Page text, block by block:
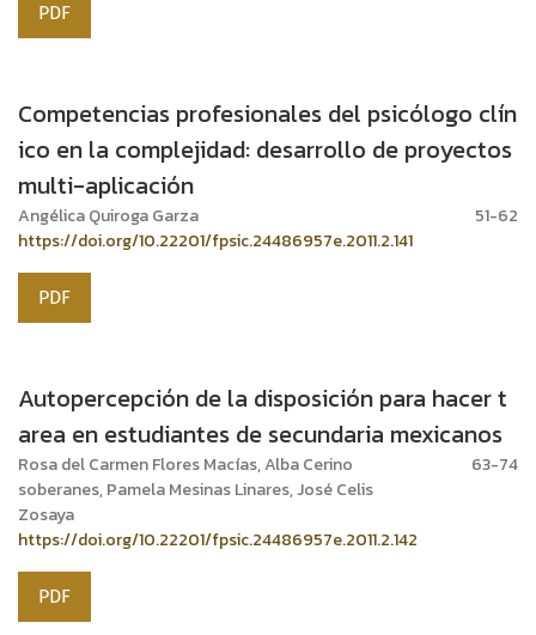
PDF
Competencias profesionales del psicólogo clín
ico en la complejidad: desarrollo de proyectos
multi-aplicación
Angélica Quiroga Garza
51-62
https://doi.org/10.22201/fpsic.24486957e.2011.2.141
PDF
Autopercepción de la disposición para hacer t
area en estudiantes de secundaria mexicanos
Rosa del Carmen Flores Macías, Alba Cerino
soberanes, Pamela Mesinas Linares, José Celis
Zosaya
63-74
https://doi.org/10.22201/fpsic.24486957e.2011.2.142
PDF